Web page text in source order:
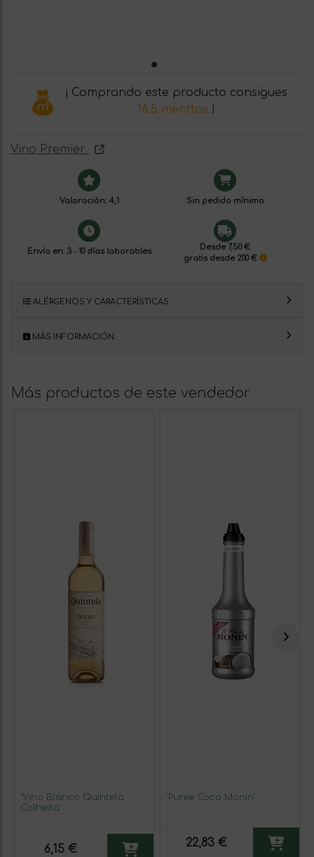
¡ Comprando este producto consigues
16.5 menttos !
Vino Premier
Valoración: 4,1 Sin pedido mínimo
Envío en: 3 - 10 días laborables
Desde 7,50 €
gratis desde 200 €
ALÉRGENOS Y CARACTERÍSTICAS
MÁS INFORMACIÓN
Más productos de este vendedor
'Vino Blanco Quintela
Colheita'
6,15 €
'Puree Coco Monin'
22,83 €